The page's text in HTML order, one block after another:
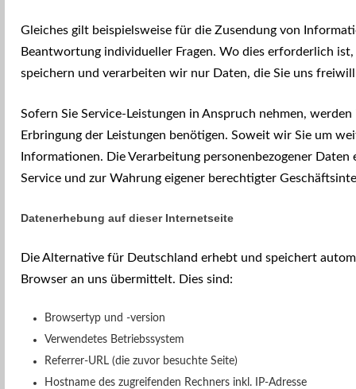
Gleiches gilt beispielsweise für die Zusendung von
Beantwortung individueller Fragen. Wo dies erforderlich
speichern und verarbeiten wir nur Daten, die Sie uns
Sofern Sie Service-Leistungen in Anspruch nehmen,
Erbringung der Leistungen benötigen. Soweit wir Sie um
Informationen. Die Verarbeitung personenbezogener
Service und zur Wahrung eigener berechtigter
Datenerhebung auf dieser Internetseite
Die Alternative für Deutschland erhebt und speichert
Browser an uns übermittelt. Dies sind:
Browsertyp und -version
Verwendetes Betriebssystem
Referrer-URL (die zuvor besuchte Seite)
Hostname des zugreifenden Rechners inkl. IP-Adresse